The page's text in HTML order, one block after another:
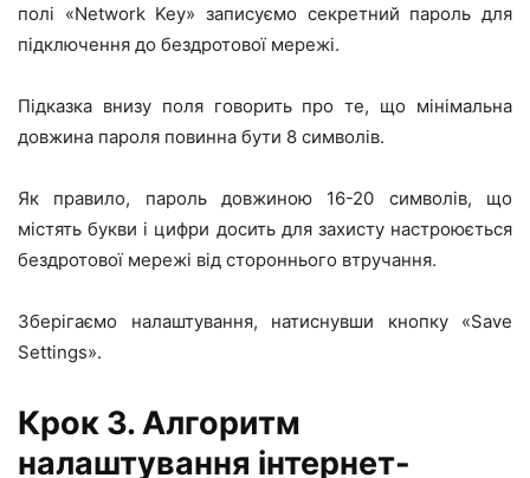
полі «Network Key» записуємо секретний пароль для
підключення до бездротової мережі.
Підказка внизу поля говорить про те, що мінімальна
довжина пароля повинна бути 8 символів.
Як правило, пароль довжиною 16-20 символів, що
містять букви і цифри досить для захисту настроюється
бездротової мережі від стороннього втручання.
Зберігаємо налаштування, натиснувши кнопку «Save
Settings».
Крок 3. Алгоритм
налаштування інтернет-